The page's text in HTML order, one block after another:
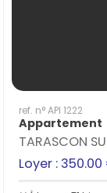
ref. n° API 1222
Appartement
TARASCON
Loyer :